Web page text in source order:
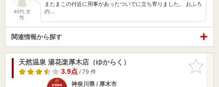
40代 女
性
またまこの付近に用事があったついでに立ち寄りました。 おふろ
の…
関連情報から探す
お気に入
りに追加
天然温泉 湯花楽厚木店（ゆからく）
3.9点/ 79 件
神奈川県 / 厚木市